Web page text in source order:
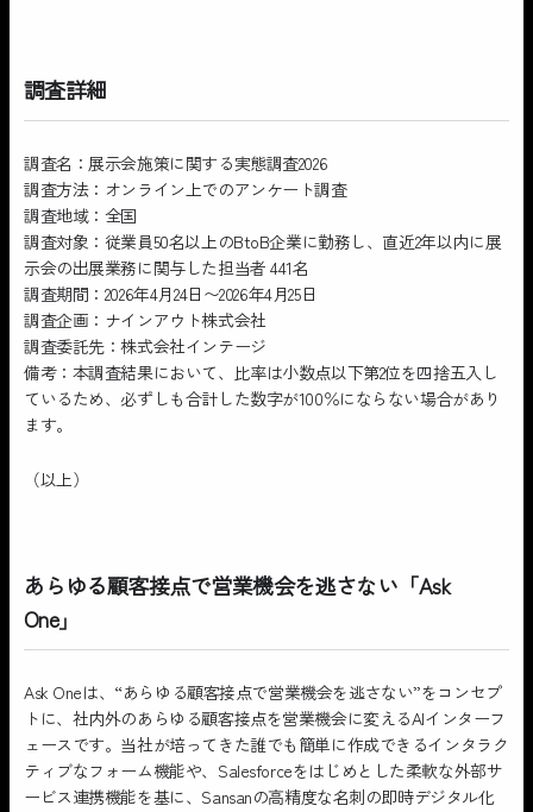
調査詳細
調査名：展示会施策に関する実態調査2026
調査方法：オンライン上でのアンケート調査
調査地域：全国
調査対象：従業員50名以上のBtoB企業に勤務し、直近2年以内に展
示会の出展業務に関与した担当者 441名
調査期間：2026年4月24日〜2026年4月25日
調査企画：ナインアウト株式会社
調査委託先：株式会社インテージ
備考：本調査結果において、比率は小数点以下第2位を四捨五入し
ているため、必ずしも合計した数字が100％にならない場合があり
ます。
（以上）
あらゆる顧客接点で営業機会を逃さない「Ask
One」
Ask Oneは、“あらゆる顧客接点で営業機会を逃さない”をコンセプ
トに、社内外のあらゆる顧客接点を営業機会に変えるAIインターフ
ェースです。当社が培ってきた誰でも簡単に作成できるインタラク
ティブなフォーム機能や、Salesforceをはじめとした柔軟な外部サ
ービス連携機能を基に、Sansanの高精度な名刺の即時デジタル化